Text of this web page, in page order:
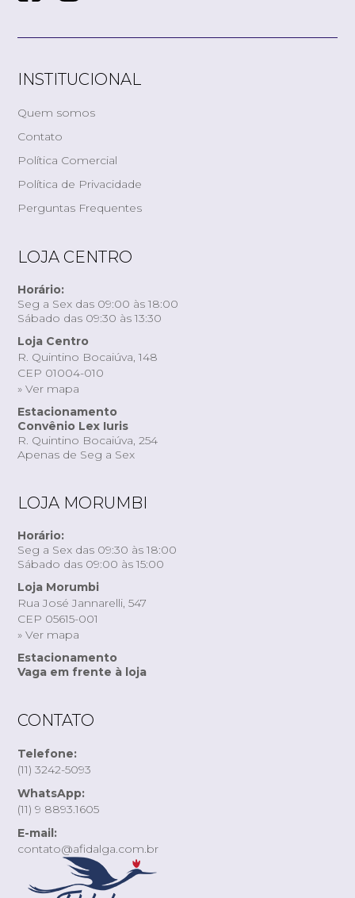
INSTITUCIONAL
Quem somos
Contato
Política Comercial
Política de Privacidade
Perguntas Frequentes
LOJA CENTRO
Horário:
Seg a Sex das 09:00 às 18:00
Sábado das 09:30 às 13:30
Loja Centro
R. Quintino Bocaiúva, 148
CEP 01004-010
» Ver mapa
Estacionamento
Convênio Lex Iuris
R. Quintino Bocaiúva, 254
Apenas de Seg a Sex
LOJA MORUMBI
Horário:
Seg a Sex das 09:30 às 18:00
Sábado das 09:00 às 15:00
Loja Morumbi
Rua José Jannarelli, 547
CEP 05615-001
» Ver mapa
Estacionamento
Vaga em frente à loja
CONTATO
Telefone:
(11) 3242-5093
WhatsApp:
(11) 9 8893.1605
E-mail:
contato@afidalga.com.br